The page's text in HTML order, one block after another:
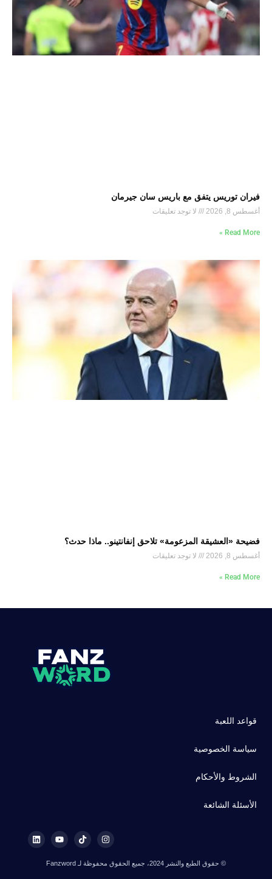
فيران توريس يتفق مع باريس سان جيرمان
أغسطس 8, 2026 لا توجد تعليقات
Read More »
فضيحة «العشيقة المزعومة» تلاحق إنفانتينو.. ماذا حدث؟
أغسطس 8, 2026 لا توجد تعليقات
Read More »
قواعد اللعبة
سياسة الخصوصية
الشروط والأحكام
الأسئلة الشائعة
© حقوق الطبع والنشر 2024، جميع الحقوق محفوظة لـ Fanzword